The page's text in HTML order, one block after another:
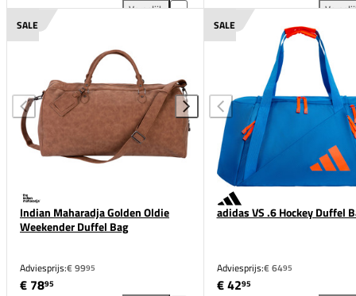
Vergelijk
adidas Tiro Duffle Bag - L toevoegen aan
SALE
Indian Maharadja Golden Oldie
Weekender Duffel Bag
Adviesprijs:€ 9995
€ 7895
SALE
adidas VS .6 Hockey Duffel
Adviesprijs:€ 6495
€ 4295